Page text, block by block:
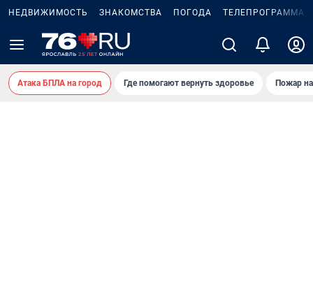
НЕДВИЖИМОСТЬ ЗНАКОМСТВА ПОГОДА ТЕЛЕПРОГРАММА
Атака БПЛА на город Где помогают вернуть здоровье Пожар